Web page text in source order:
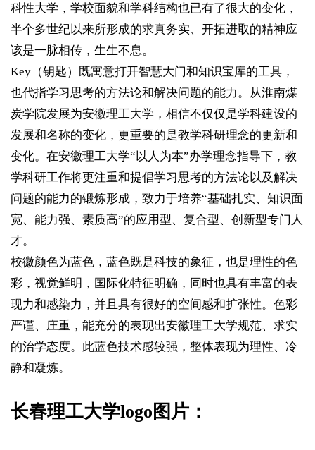
科性大学，学校面貌和学科结构也已有了很大的变化，
半个多世纪以来所形成的求真务实、开拓进取的精神应
该是一脉相传，生生不息。
Key（钥匙）既寓意打开智慧大门和知识宝库的工具，
也代指学习思考的方法论和解决问题的能力。从淮南煤
炭学院发展为安徽理工大学，相信不仅仅是学科建设的
发展和名称的变化，更重要的是教学科研理念的更新和
变化。在安徽理工大学“以人为本”办学理念指导下，教
学科研工作将更注重和提倡学习思考的方法论以及解决
问题的能力的锻炼形成，致力于培养“基础扎实、知识面
宽、能力强、素质高”的应用型、复合型、创新型专门人
才。
校徽颜色为蓝色，蓝色既是科技的象征，也是理性的色
彩，视觉鲜明，国际化特征明确，同时也具有丰富的表
现力和感染力，并且具有很好的空间感和扩张性。色彩
严谨、庄重，能充分的表现出安徽理工大学规范、求实
的治学态度。此蓝色技术感较强，整体表现为理性、冷
静和凝炼。
长春理工大学logo图片：